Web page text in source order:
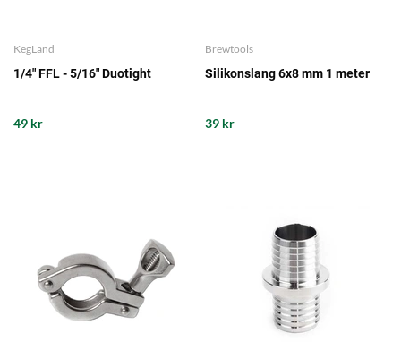
KegLand
1/4" FFL - 5/16" Duotight
49 kr
Brewtools
Silikonslang 6x8 mm 1 meter
39 kr